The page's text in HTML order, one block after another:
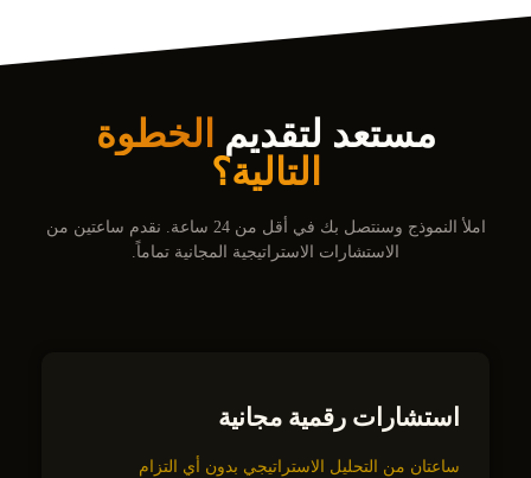
مستعد لتقديم الخطوة
التالية؟
املأ النموذج وسنتصل بك في أقل من 24 ساعة. نقدم ساعتين من
الاستشارات الاستراتيجية المجانية تماماً.
استشارات رقمية مجانية
ساعتان من التحليل الاستراتيجي بدون أي التزام